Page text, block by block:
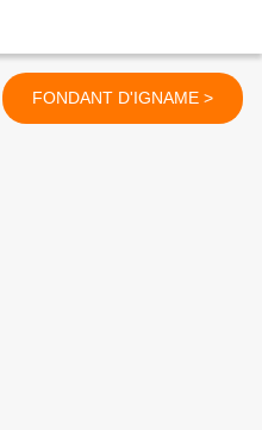
FONDANT D'IGNAME >